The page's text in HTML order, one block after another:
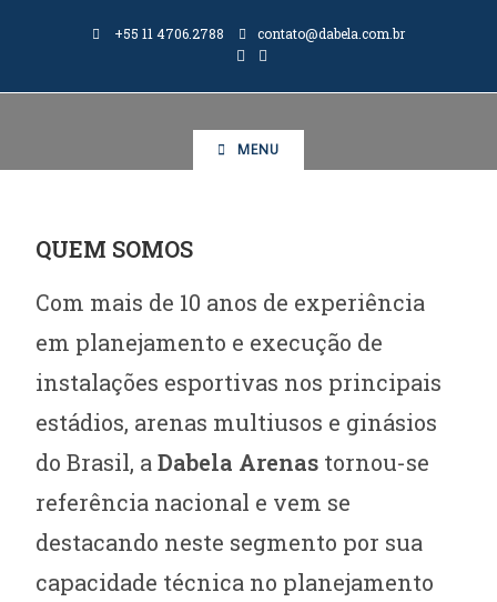
+55 11 4706.2788 contato@dabela.com.br
MENU
QUEM SOMOS
Com mais de 10 anos de experiência
em planejamento e execução de
instalações esportivas nos principais
estádios, arenas multiusos e ginásios
do Brasil, aDabela Arenas tornou-se
referência nacional e vem se
destacando neste segmento por sua
capacidade técnica no planejamento